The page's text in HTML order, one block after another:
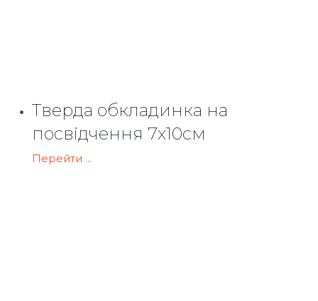
Тверда обкладинка на
посвідчення 7х10см
Перейти ...